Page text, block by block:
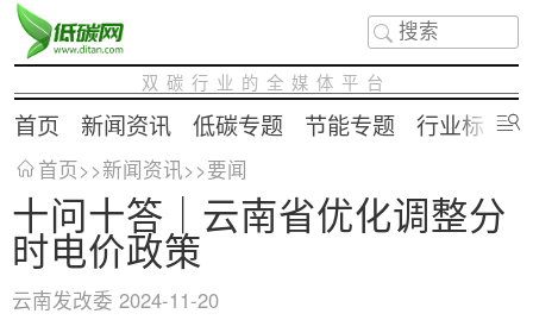
双碳行业的全媒体平台
首页 新闻资讯 低碳专题 节能专题 行业标准
首页>>新闻资讯>>要闻
十问十答｜云南省优化调整分
时电价政策
云南发改委 2024-11-20